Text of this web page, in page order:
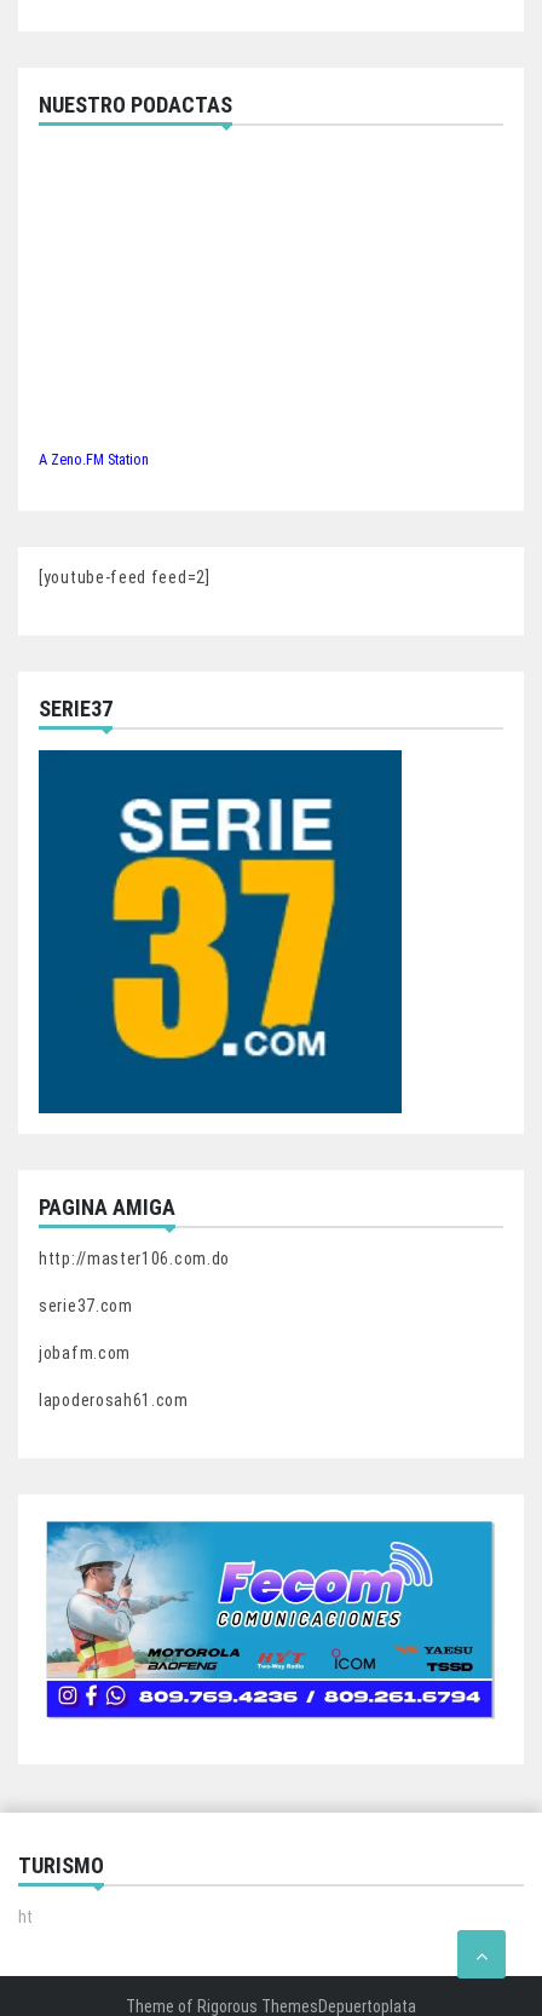
NUESTRO PODACTAS
A Zeno.FM Station
[youtube-feed feed=2]
SERIE37
PAGINA AMIGA
http://master106.com.do
serie37.com
jobafm.com
lapoderosah61.com
TURISMO
ht
Theme of Rigorous ThemesDepuertoplata